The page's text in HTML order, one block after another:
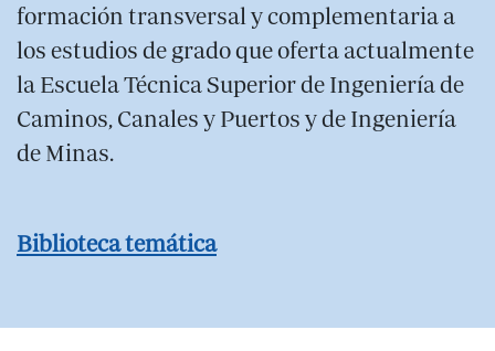
formación transversal y complementaria a
los estudios de grado que oferta actualmente
la Escuela Técnica Superior de Ingeniería de
Caminos, Canales y Puertos y de Ingeniería
de Minas.
Biblioteca temática